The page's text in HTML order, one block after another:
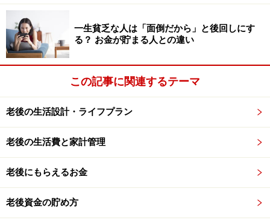
去をふり返って、やりたかったことを思い出してみまし
ょう。
熱中できる趣味を持っていれば、趣味を通しての交流関
係が広がります。また、自分自身の可能性が広がること
に、ワクワクドキドキする日々が始まるでしょう。
「老後の過ごし方が分からない！」を解決
する準備3：地域の人々、親族など関わりの
ある人と交流を深める
「令和4年版高齢社会白書」
の中での、高齢者が生きが
い（喜びや楽しみ）を感じる程度の調査では、人との交
一生貧乏な人は「面倒だから」と後回しにす
る？ お金が貯まる人との違い
この記事に関連するテーマ
老後の生活設計・ライフプラン
老後の生活費と家計管理
老後にもらえるお金
老後資金の貯め方